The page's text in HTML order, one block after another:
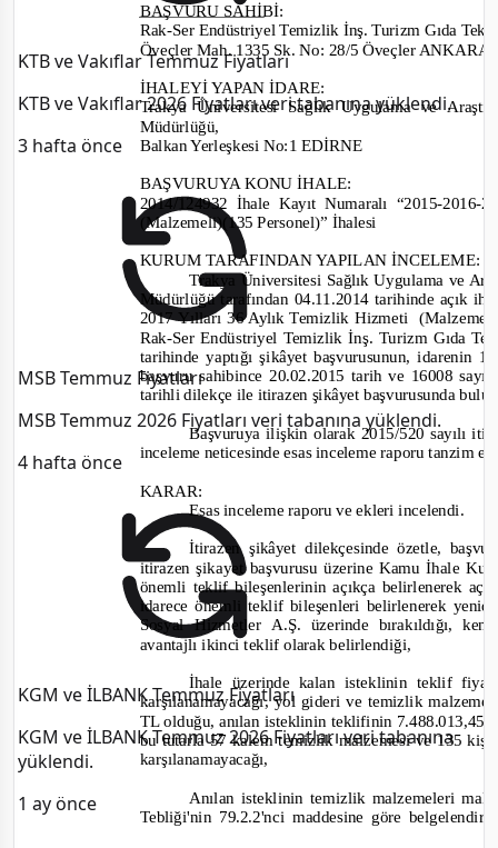
KTB ve Vakıflar Temmuz Fiyatları
KTB ve Vakıflar 2026 Fiyatları veri tabanına yüklendi.
3 hafta önce
MSB Temmuz Fiyatları
MSB Temmuz 2026 Fiyatları veri tabanına yüklendi.
4 hafta önce
KGM ve İLBANK Temmuz Fiyatları
KGM ve İLBANK Temmuz 2026 Fiyatları veri tabanına
yüklendi.
1 ay önce
BAŞVURU SAHİBİ:
Rak-Ser Endüstriyel Temizlik İnş. Turizm Gıda
Öveçler Mah. 1335 Sk. No: 28/5 Öveçler ANKARA
İHALEYİ YAPAN İDARE:
Trakya Üniversitesi Sağlık Uygulama ve
Müdürlüğü,
Balkan YerleşkesiNo:1 EDİRNE
BAŞVURUYA KONU İHALE:
2014/124932 İhale Kayıt Numaralı “2015-2016-
(Malzemeli)(135 Personel)” İhalesi
KURUM TARAFINDAN YAPILAN İNCELEME:
Trakya Üniversitesi Sağlık Uygulama ve
Müdürlüğü tarafından 04.11.2014 tarihinde açık
2017 Yılları 36 Aylık Temizlik Hizmeti
Rak-Ser Endüstriyel Temizlik İnş. Turizm Gıda
tarihinde yaptığı şikâyetbaşvurusunun, idarenin
başvuru sahibince 20.02.2015 tarih ve 16008sayı
tarihli dilekçe ile itirazen şikâyet başvurusunda
Başvuruya ilişkin olarak 2015/520 sayılı
inceleme neticesinde esas inceleme raporu tanzim
KARAR:
Esas inceleme raporu ve ekleri incelendi.
İtirazen şikâyet dilekçesinde özetle,
itirazen şikayet başvurusu üzerine Kamu İhale
önemli teklif bileşenlerinin açıkça belirlenerek
idarece önemli teklif bileşenleri belirlenerek
Sosyal HizmetlerA.Ş. üzerinde bırakıldığı,
avantajlı ikinci teklif olarak belirlendiği,
İhale üzerinde kalan isteklinin teklif
karşılanamayacağı, yol gideri ve temizlik
TL olduğu, anılan isteklinin teklifinin 7.488.013,45
bu tutarla 57 kalem temizlik malzemesi ve 135
karşılanamayacağı,
Anılan isteklinin temizlik malzemeleri
Tebliği'nin 79.2.2'nci maddesine göre